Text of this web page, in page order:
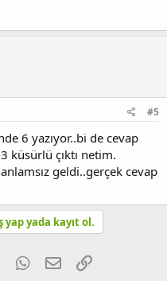
#5
6 yazıyor..bi de cevap
küsürlü çıktı netim.
geldi..gerçek cevap
yada kayıt ol.
TumblrWhatsApp
E-postaLink